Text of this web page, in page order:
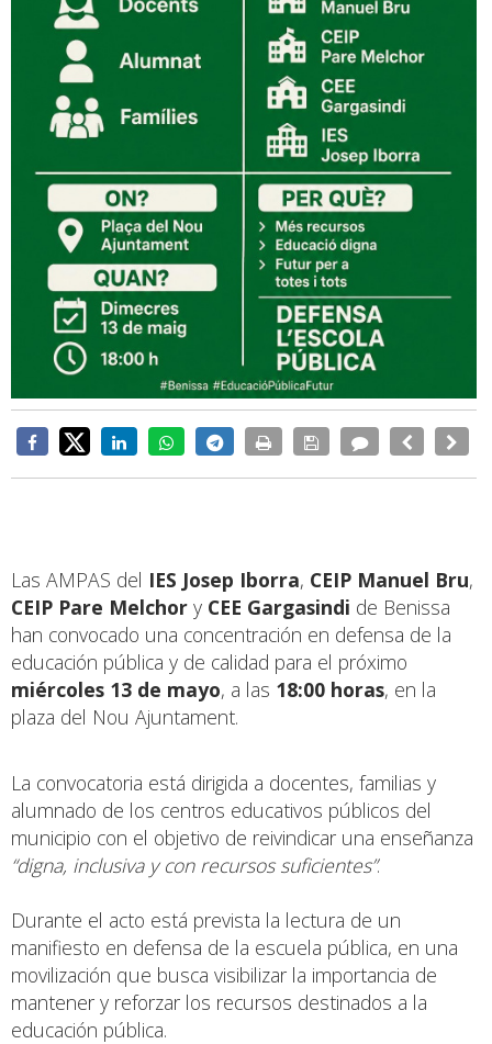
Las AMPAS del IES Josep Iborra, CEIP Manuel Bru,
CEIP Pare Melchor y CEE Gargasindi de Benissa
han convocado una concentración en defensa de la
educación pública y de calidad para el próximo
miércoles 13 de mayo, a las 18:00 horas, en la
plaza del Nou Ajuntament.
La convocatoria está dirigida a docentes, familias y
alumnado de los centros educativos públicos del
municipio con el objetivo de reivindicar una enseñanza
“digna, inclusiva y con recursos suficientes”.
Durante el acto está prevista la lectura de un
manifiesto en defensa de la escuela pública, en una
movilización que busca visibilizar la importancia de
mantener y reforzar los recursos destinados a la
educación pública.